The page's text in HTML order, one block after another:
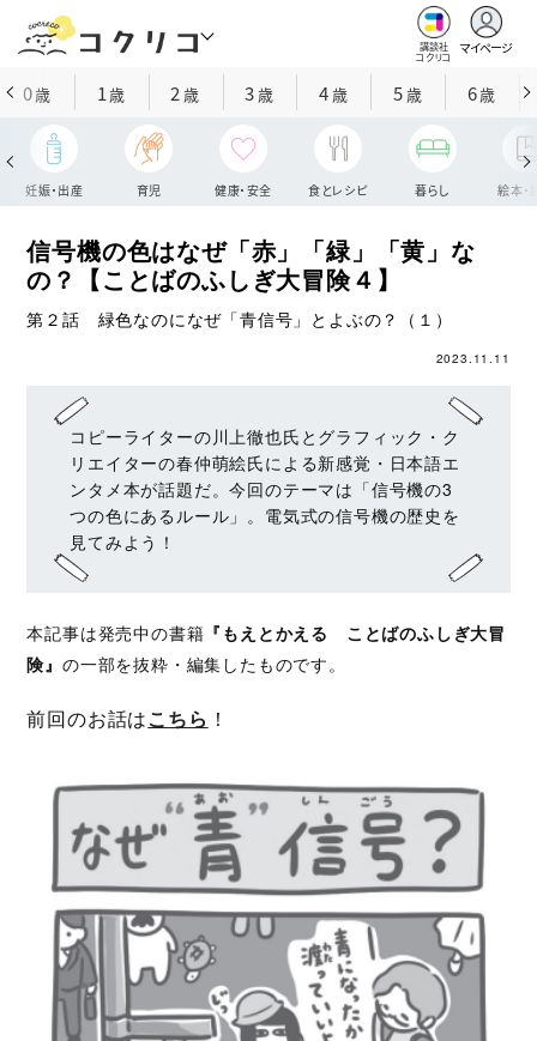
講談社
コクリコ
マイページ
0歳 1歳 2 歳 3歳 4歳 5歳 6歳
妊娠・出産 育児 健康・安全 食とレシピ 暮らし 絵本・
信号機の色はなぜ「赤」「緑」「黄」な
の？【ことばのふしぎ大冒険４】
第２話 緑色なのになぜ「青信号」とよぶの？（１）
2023.11.11
コピーライターの川上徹也氏とグラフィック・ク
リエイターの春仲萌絵氏による新感覚・日本語エ
ンタメ本が話題だ。今回のテーマは「信号機の3
つの色にあるルール」。電気式の信号機の歴史を
見てみよう！
本記事は発売中の書籍 『もえとかえる ことばのふしぎ大冒
険』の一部を抜粋・編集したものです。
前回のお話はこちら ！